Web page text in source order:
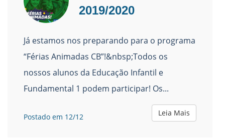
2019/2020
Já estamos nos preparando para o programa
“Férias Animadas CB”!&nbsp;Todos os
nossos alunos da Educação Infantil e
Fundamental 1 podem participar! Os...
Postado em 12/12 Leia Mais